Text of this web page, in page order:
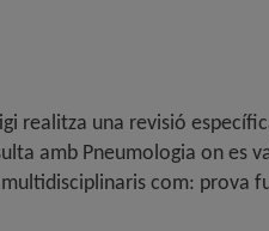
realitza una revisió
amb Pneumologia on
com: prova